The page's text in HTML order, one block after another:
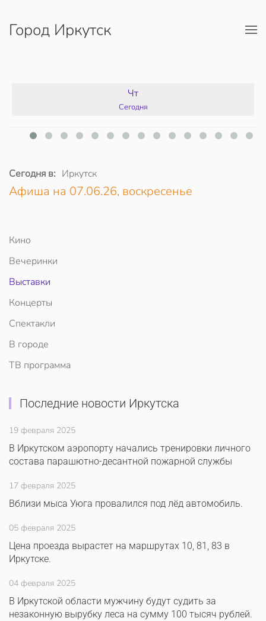
Перейти к содержимому
Город Иркутск
Чт
Сегодня
Сегодня в: Иркутск
Афиша на 07.06.26, воскресенье
Кино
Вечеринки
Выставки
Концерты
Спектакли
В городе
ТВ программа
Последние новости Иркутска
19 февраля 2025
В Иркутском аэропорту начались тренировки личного
состава парашютно-десантной пожарной службы
17 февраля 2025
Вблизи мыса Уюга провалился под лёд автомобиль.
05 февраля 2025
Цена проезда вырастет на маршрутах 10, 81, 83 в
Иркутске.
04 февраля 2025
В Иркутской области мужчину будут судить за
незаконную вырубку леса на сумму 100 тысяч рублей.